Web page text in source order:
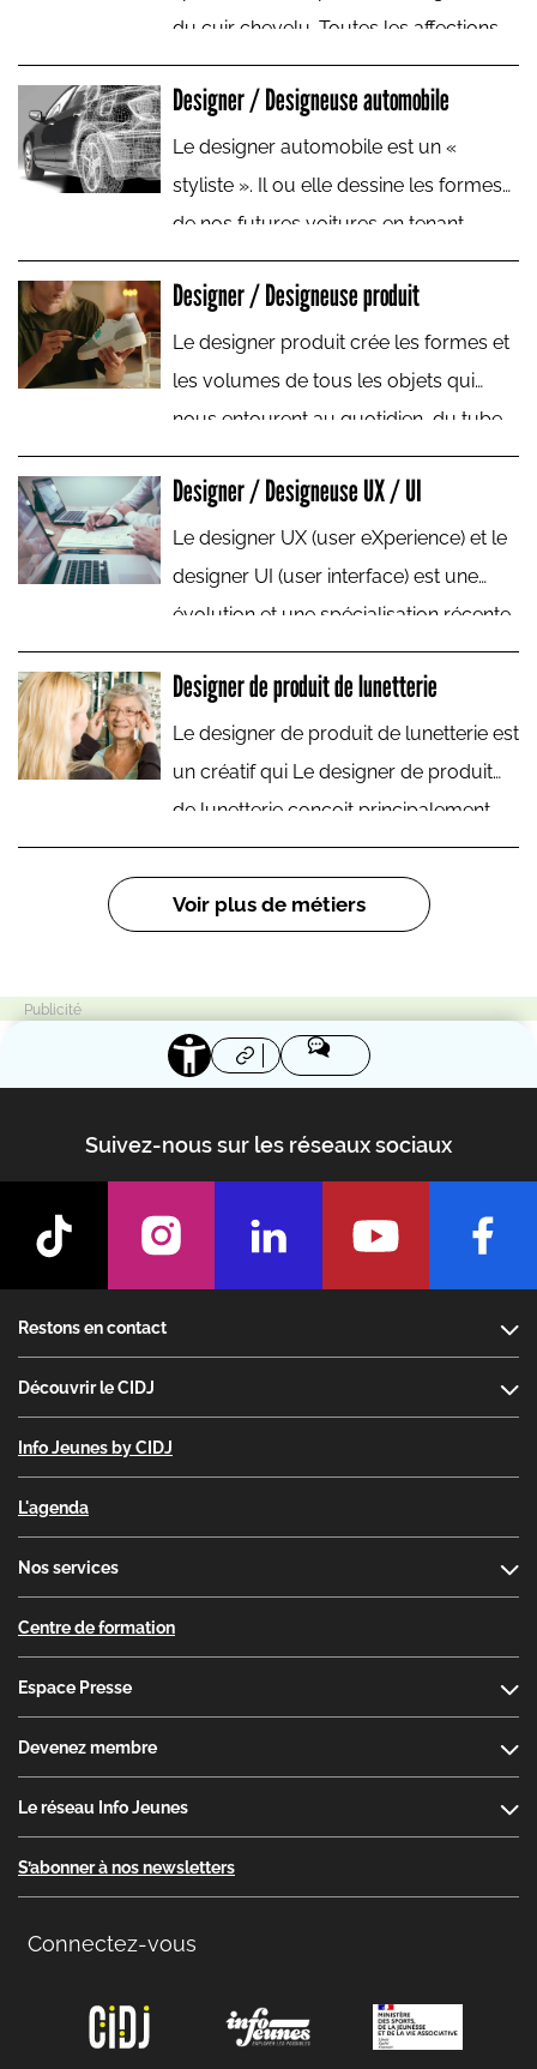
du cuir chevelu. Toutes les affections
cutanées sont de son ressort : acné,
verrues, mais aussi brûlures, IST,
cancers… Il peut accomplir par ailleurs
des actes chirurgicaux.
Designer / Designeuse automobile
Le designer automobile est un «
styliste ». Il ou elle dessine les formes
de nos futures voitures en tenant
compte des contraintes techniques
liées à la fabrication et au
fonctionnement de celles-ci.
Designer / Designeuse produit
Le designer produit crée les formes et
les volumes de tous les objets qui
nous entourent au quotidien, du tube
de pâte dentifrice, à la boîte de
biscuits, de la table de jardin à la tasse
à café, jusqu’à la carrosserie de notre
voiture, etc.
Designer / Designeuse UX / UI
Le designer UX (user eXperience) et le
designer UI (user interface) est une
évolution et une spécialisation récente
du métier de web designer. Le premier
s’intéresse à l’expérience utilisateur, le
second à la conception de l’interface
produit.
Designer de produit de lunetterie
Le designer de produit de lunetterie est
un créatif qui Le designer de produit
de lunetterie conçoit principalement
des montures de lunettes. Il prend en
charge la création de concepts de
lunettes optiques et solaires selon
la société ou de la marque qui passe
commande.
Pagination
Voir plus de métiers
Suivez-nous sur les réseaux sociaux
Restons en contact
Découvrir le CIDJ
Info Jeunes by CIDJ
L'agenda
Nos services
Centre de formation
Espace Presse
Devenez membre
Le réseau Info Jeunes
S’abonner à nos newsletters
Connectez-vous